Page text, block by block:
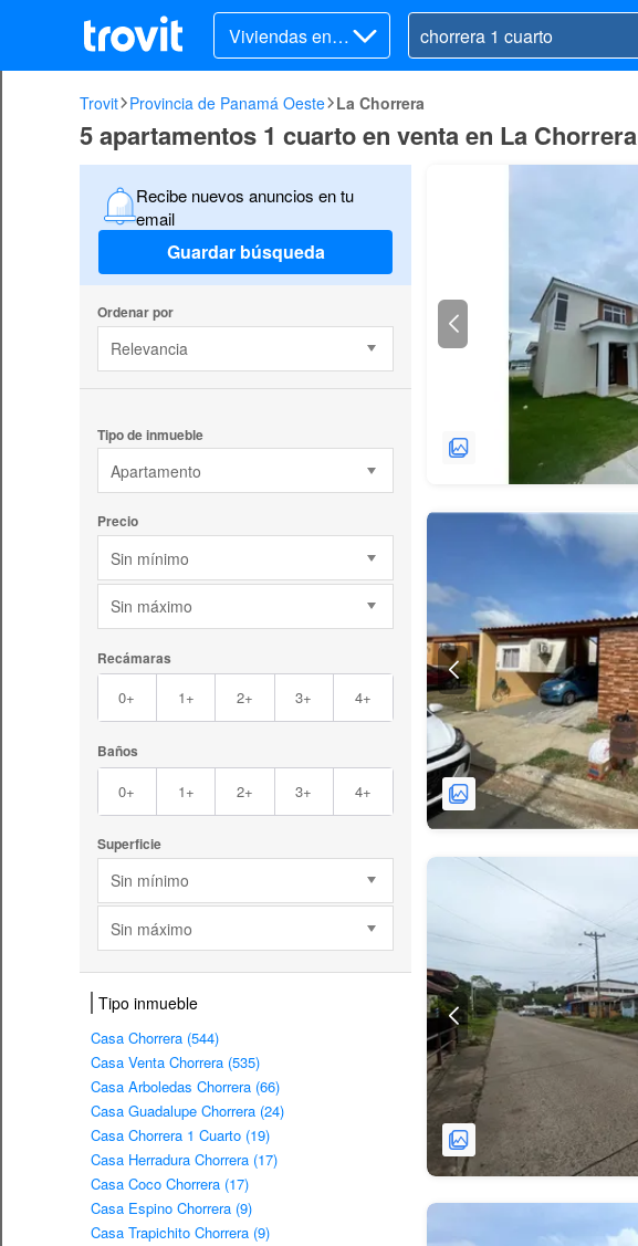
Viviendas en v
enta
Trovit Provincia de Panamá Oeste La Chorrera
5 apartamentos 1 cuarto en venta en La Chorrera
Recibe nuevos anuncios en tu
email
Guardar búsqueda
Ordenar por
Relevancia
Tipo de inmueble
Apartamento
Precio
Sin mínimo
Sin máximo
Recámaras
0+ 1+ 2+ 3+ 4+
Baños
0+ 1+ 2+ 3+ 4+
Superficie
Sin mínimo
Sin máximo
Tipo inmueble
Casa Chorrera (544)
Casa Venta Chorrera (535)
Casa Arboledas Chorrera (66)
Casa Guadalupe Chorrera (24)
Casa Chorrera 1 Cuarto (19)
Casa Herradura Chorrera (17)
Casa Coco Chorrera (17)
Casa Espino Chorrera (9)
Casa Trapichito Chorrera (9)